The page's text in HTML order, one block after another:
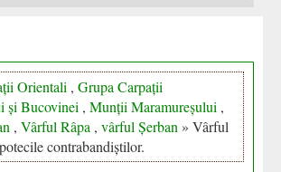
Orientali , Grupa Carpații
și Bucovinei , Munții Maramureșului ,
, Vârful Râpa , vârful Șerban » Vârful
contrabandiștilor.